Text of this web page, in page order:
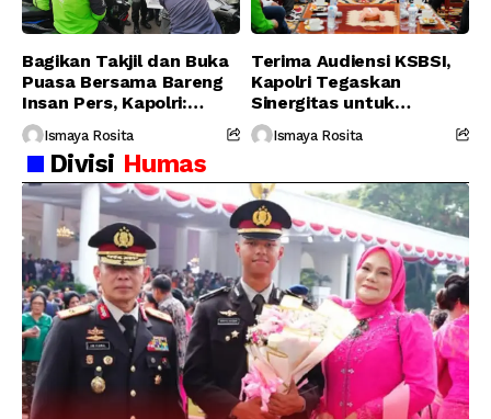
Bagikan Takjil dan Buka
Puasa Bersama Bareng
Insan Pers, Kapolri:
Suara Media Suara
Publik
Ismaya Rosita
Terima Audiensi KSBSI,
Kapolri Tegaskan
Sinergitas untuk
Perjuangkan Hak Buruh
Ismaya Rosita
Divisi Humas